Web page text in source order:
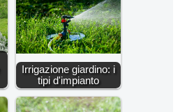
Irrigazione giardino: i
tipi d'impianto